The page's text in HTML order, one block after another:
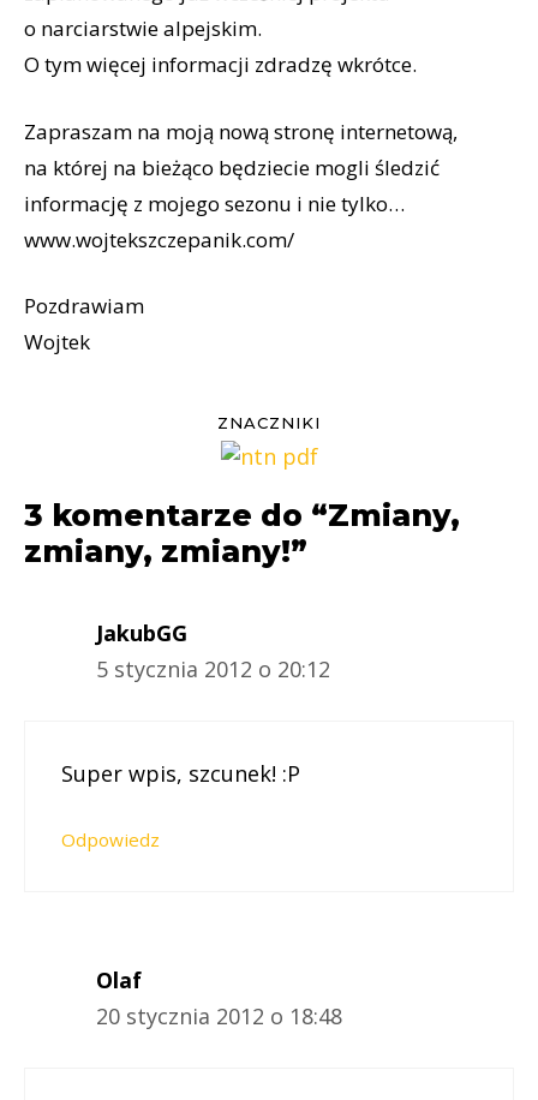
o narciarstwie alpejskim.
O tym więcej informacji zdradzę wkrótce.
Zapraszam na moją nową stronę internetową,
na której na bieżąco będziecie mogli śledzić
informację z mojego sezonu i nie tylko…
www.wojtekszczepanik.com/
Pozdrawiam
Wojtek
ZNACZNIKI
3 komentarze do “Zmiany,
zmiany, zmiany!”
JakubGG
5 stycznia 2012 o 20:12
Super wpis, szcunek! :P
Odpowiedz
Olaf
20 stycznia 2012 o 18:48